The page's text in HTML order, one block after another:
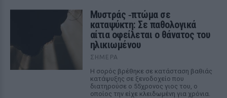
Μυστράς ‑πτώμα σε
καταψύκτη: Σε παθολογικά
αίτια οφείλεται ο θάνατος του
ηλικιωμένου
ΣΉΜΕΡΑ
Η σορός βρέθηκε σε κατάσταση βαθιάς
κατάψυξης σε ξενοδοχείο που
διατηρούσε ο 55χρονος γιος του, ο
οποίος την είχε κλειδωμένη για χρόνια.